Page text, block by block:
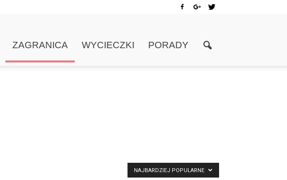
ZAGRANICA WYCIECZKI PORADY
NAJBARDZIEJ POPULARNE